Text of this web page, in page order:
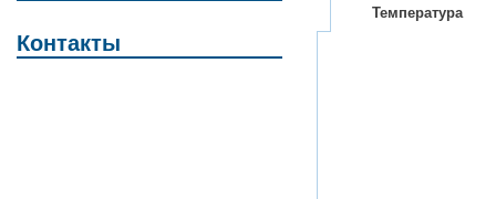
Контакты
Температура